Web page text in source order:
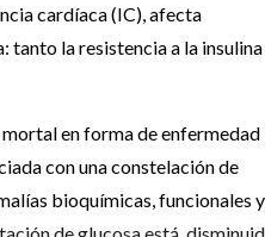
cardíaca (IC), afecta
tanto la resistencia a la insulina
en forma de enfermedad
con una constelación de
bioquímicas, funcionales y
de glucosa está